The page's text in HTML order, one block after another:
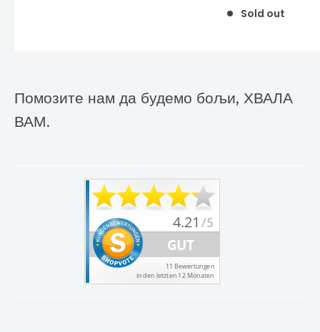
Sold out
Помозите нам да будемо бољи, ХВАЛА
ВАМ.